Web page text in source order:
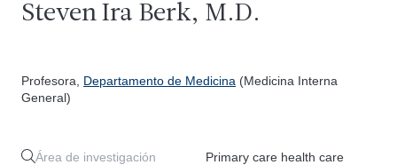
Steven Ira Berk, M.D.
Profesora, Departamento de Medicina (Medicina Interna
General)
Área de investigación
Primary care health care